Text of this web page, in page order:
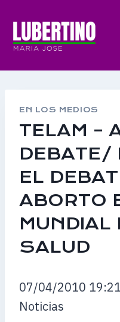
contenido
EN LOS MEDIOS
TELAM –
DEBATE/
EL
ABORTO
MUNDIAL
SALUD
07/04/2010
Noticias